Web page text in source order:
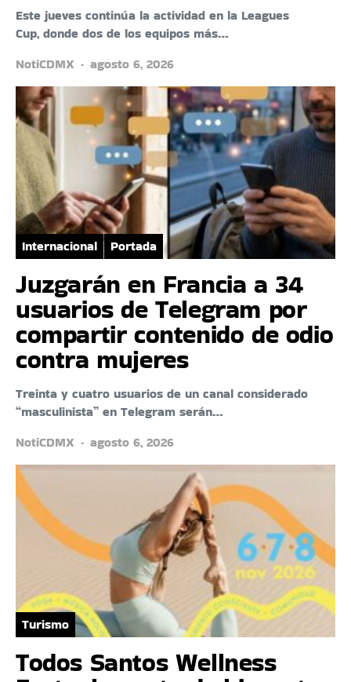
Este jueves continúa la actividad en la Leagues
Cup, donde dos de los equipos más…
NotiCDMX
agosto 6, 2026
Internacional Portada
Juzgarán en Francia a 34
usuarios de Telegram por
compartir contenido de odio
contra mujeres
Treinta y cuatro usuarios de un canal considerado
“masculinista” en Telegram serán…
NotiCDMX
agosto 6, 2026
Turismo
Todos Santos Wellness